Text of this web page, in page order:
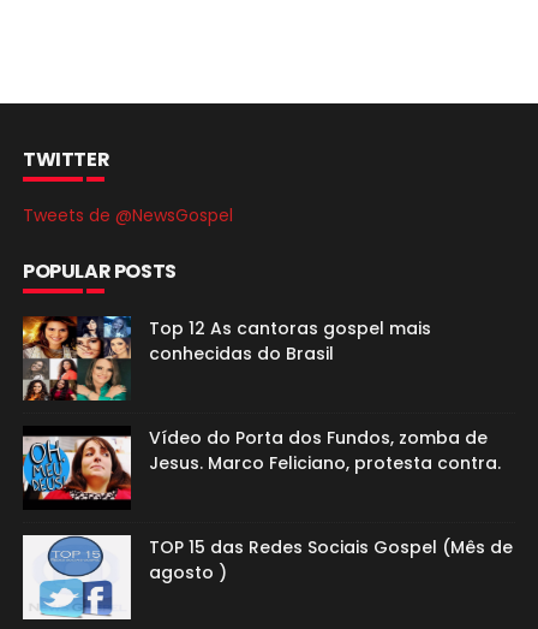
TWITTER
Tweets de @NewsGospel
POPULAR POSTS
Top 12 As cantoras gospel mais
conhecidas do Brasil
Vídeo do Porta dos Fundos, zomba de
Jesus. Marco Feliciano, protesta contra.
TOP 15 das Redes Sociais Gospel (Mês de
agosto )